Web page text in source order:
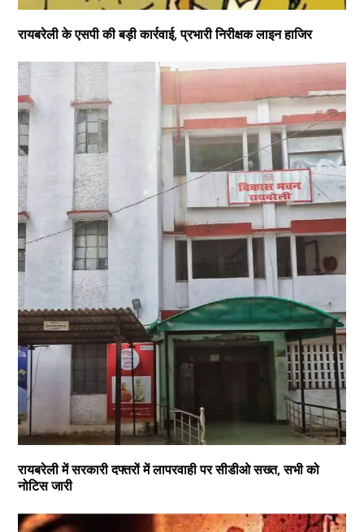
रायबरेली के एसपी की बड़ी कार्रवाई, प्रभारी निरीक्षक लाइन हाजिर
रायबरेली में सरकारी दफ्तरों में लापरवाही पर सीडीओ सख्त, सभी को
नोटिस जारी